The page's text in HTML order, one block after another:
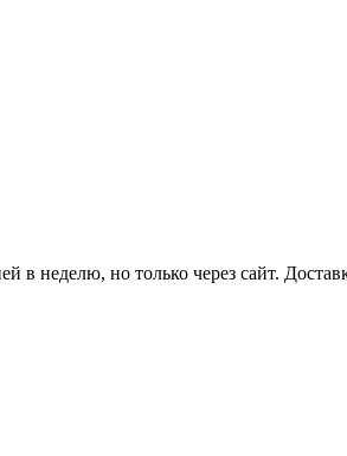
в неделю, но только через сайт.